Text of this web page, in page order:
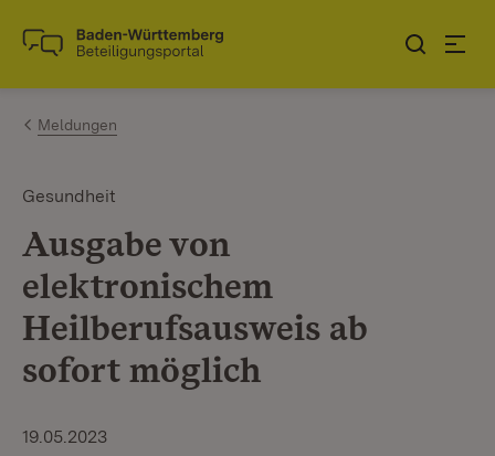
Zum Inhalt springen
Link zur Startseite
Meldungen
Gesundheit
Ausgabe von
elektronischem
Heilberufsausweis ab
sofort möglich
19.05.2023